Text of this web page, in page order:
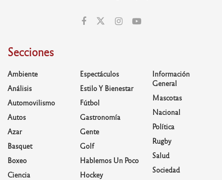
Secciones
Ambiente
Análisis
Automovilismo
Autos
Azar
Basquet
Boxeo
Ciencia
Espectáculos
Estilo Y Bienestar
Fútbol
Gastronomía
Gente
Golf
Hablemos Un Poco
Hockey
Información
General
Mascotas
Nacional
Política
Rugby
Salud
Sociedad